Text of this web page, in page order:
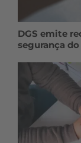
DGS emite
segurança